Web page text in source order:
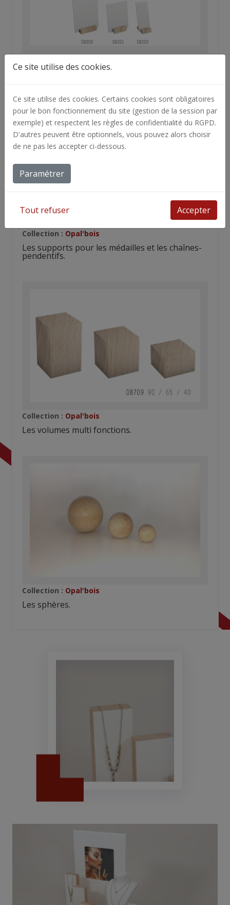
Les supports pour les boucles d’oreilles.
Collection : Opal'bois
Les supports pour les médailles et les chaînes-
pendentifs.
Collection : Opal'bois
Les volumes multi fonctions.
Collection : Opal'bois
Les sphères.
Ce site utilise des cookies.
Ce site utilise des cookies. Certains cookies sont obligatoires
pour le bon fonctionnement du site (gestion de la session par
exemple) et respectent les règles de confidentialité du RGPD.
D'autres peuvent être optionnels, vous pouvez alors choisir
de ne pas les accepter ci-dessous.
Paramétrer
Tout refuser Accepter